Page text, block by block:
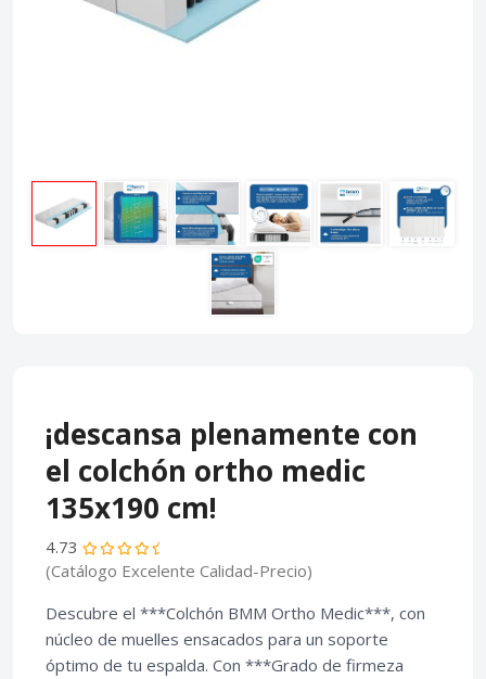
¡descansa plenamente con
el colchón ortho medic
135x190 cm!
4.73
(Catálogo Excelente Calidad-Precio)
Descubre el ***Colchón BMM Ortho Medic***, con
núcleo de muelles ensacados para un soporte
óptimo de tu espalda. Con ***Grado de firmeza